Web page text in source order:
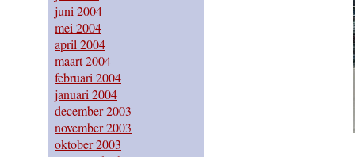
juni 2004
mei 2004
april 2004
maart 2004
februari 2004
januari 2004
december 2003
november 2003
oktober 2003